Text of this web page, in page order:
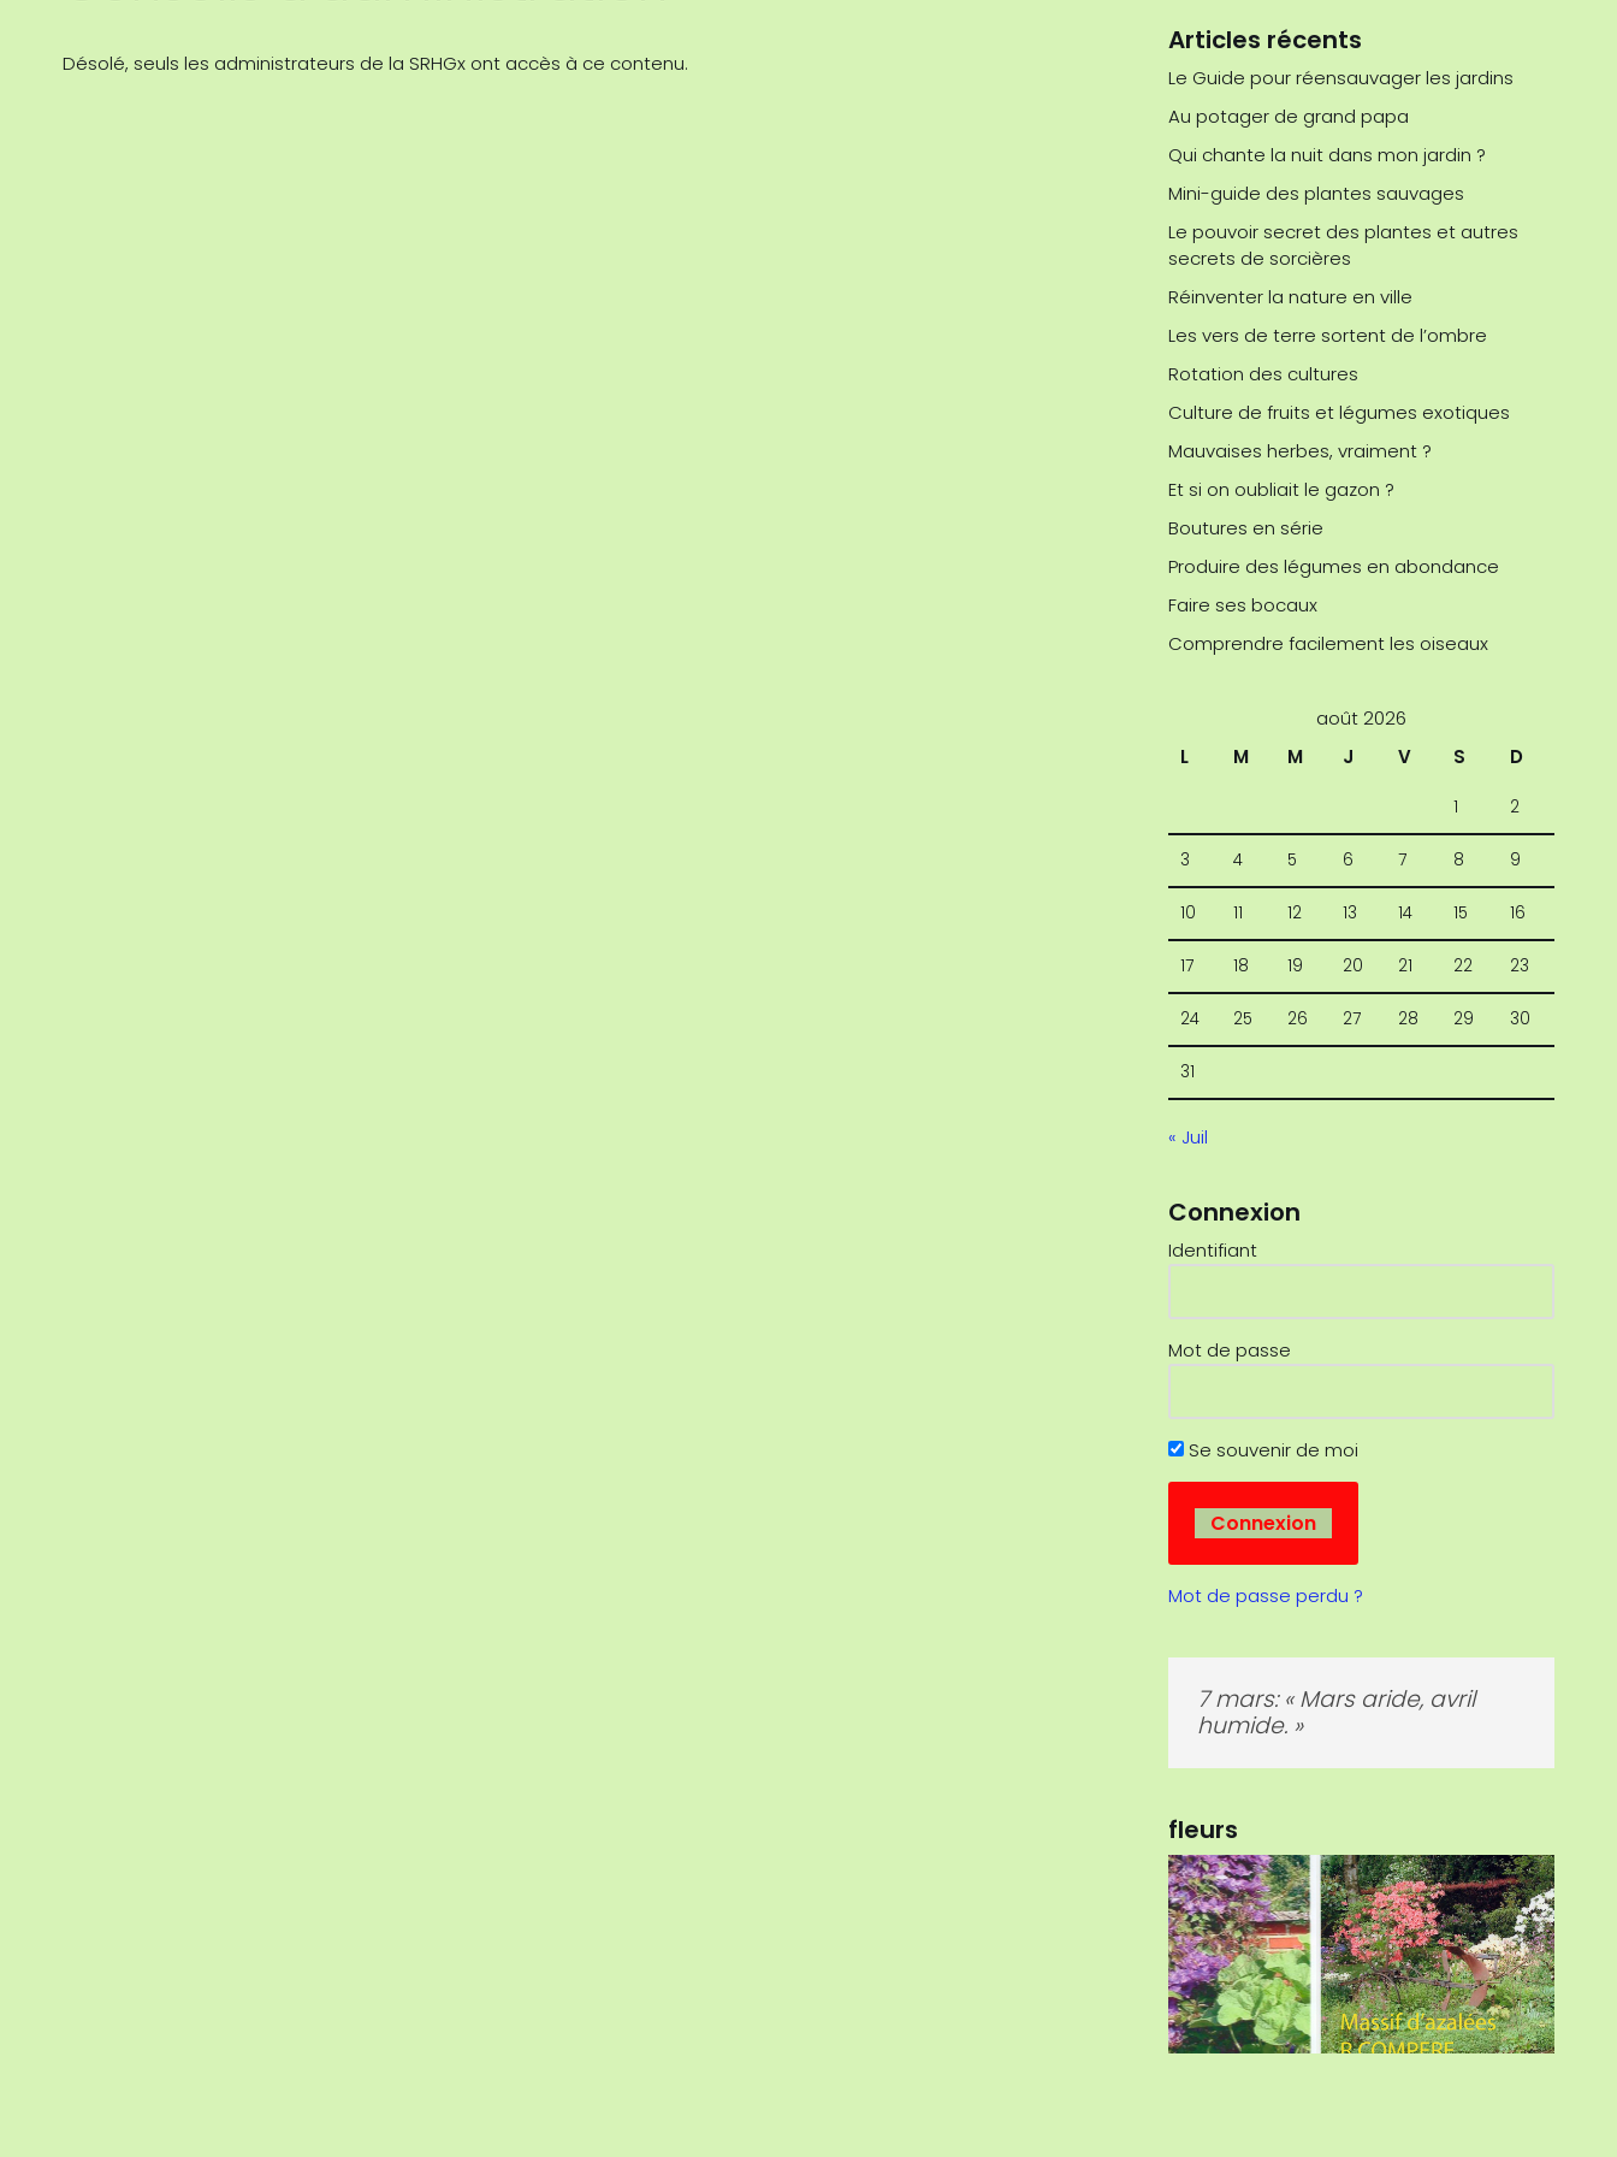
Désolé, seuls les administrateurs de la SRHGx ont accès à ce contenu.
Articles récents
Le Guide pour réensauvager les jardins
Au potager de grand papa
Qui chante la nuit dans mon jardin ?
Mini-guide des plantes sauvages
Le pouvoir secret des plantes et autres
secrets de sorcières
Réinventer la nature en ville
Les vers de terre sortent de l’ombre
Rotation des cultures
Culture de fruits et légumes exotiques
Mauvaises herbes, vraiment ?
Et si on oubliait le gazon ?
Boutures en série
Produire des légumes en abondance
Faire ses bocaux
Comprendre facilement les oiseaux
août 2026
L
M M J V S D
1 2
3 4 5 6 7 8 9
10 11 12 13 14 15 16
17 18 19 20 21 22 23
24 25 26 27 28 29 30
31
« Juil
Connexion
Identifiant
Mot de passe
Se souvenir de moi
Mot de passe perdu ?
17 mars: « Sème tes pois à la
saint Patrick, tu en auras à
fleurs